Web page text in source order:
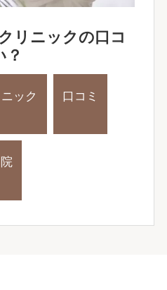
リニックの口コ
？
ック 口コミ